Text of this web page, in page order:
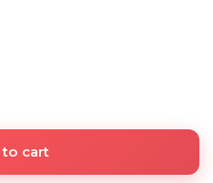
cart